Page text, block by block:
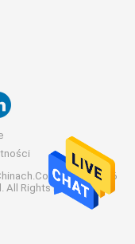
© 2026
All Rights Reserved.